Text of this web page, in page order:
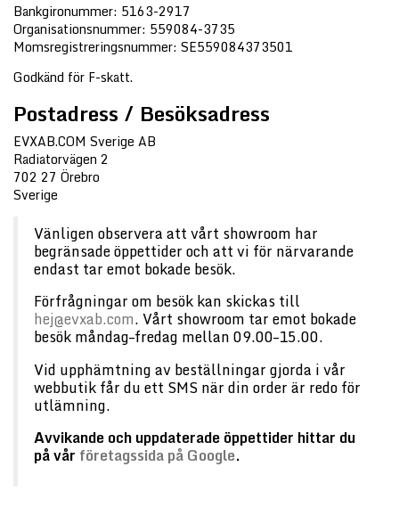
Bankgironummer: 5163-2917
Organisationsnummer: 559084-3735
Momsregistreringsnummer: SE559084373501
Godkänd för F-skatt.
Postadress / Besöksadress
EVXAB.COM Sverige AB
Radiatorvägen 2
702 27 Örebro
Sverige
Vänligen observera att vårt showroom har
begränsade öppettider och att vi för närvarande
endast tar emot bokade besök.
Förfrågningar om besök kan skickas till
hej@evxab.com. Vårt showroom tar emot bokade
besök måndag–fredag mellan 09.00–15.00.
Vid upphämtning av beställningar gjorda i vår
webbutik får du ett SMS när din order är redo för
utlämning.
Avvikande och uppdaterade öppettider hittar du
på vår företagssida på Google.